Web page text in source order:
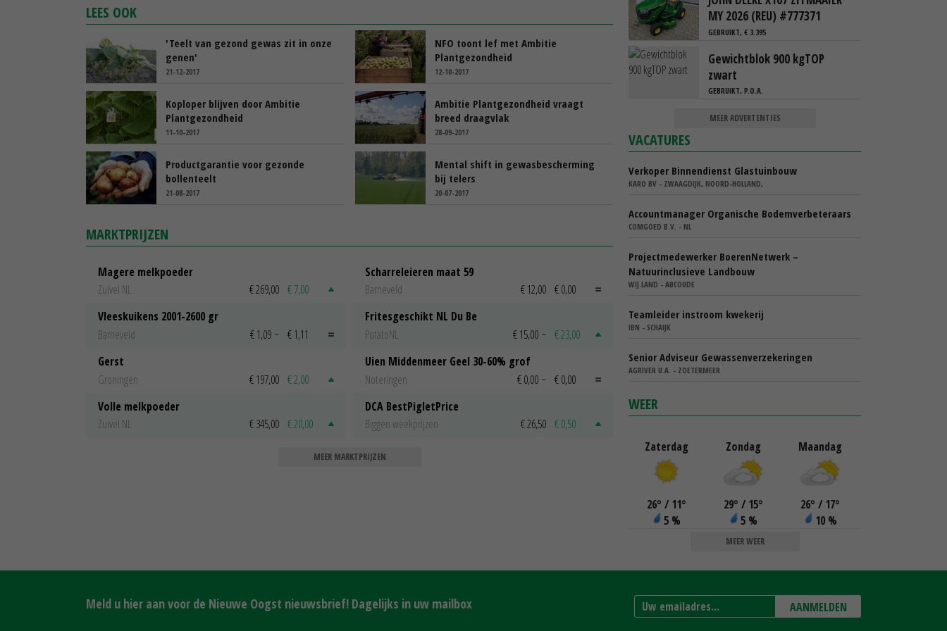
LEES OOK
'Teelt van gezond gewas zit in onze
genen'
21-12-2017
NFO toont lef met Ambitie
Plantgezondheid
12-10-2017
Koploper blijven door Ambitie
Plantgezondheid
11-10-2017
Ambitie Plantgezondheid vraagt
breed draagvlak
28-09-2017
Productgarantie voor gezonde
bollenteelt
21-08-2017
Mental shift in gewasbescherming
bij telers
20-07-2017
MARKTPRIJZEN
Magere melkpoeder
Zuivel NL
€ 269,00 € 7,00
Vleeskuikens 2001-2600 gr
Barneveld
€ 1,09 ~ € 1,11
Gerst
Groningen
€ 197,00 € 2,00
Volle melkpoeder
Zuivel NL
€ 345,00 € 20,00
Scharreleieren maat 59
Barneveld
€ 12,00 € 0,00
Fritesgeschikt NL Du Be
PotatoNL
€ 15,00 ~ € 23,00
Uien Middenmeer Geel 30-60% grof
Noteringen
€ 0,00 ~ € 0,00
DCA BestPigletPrice
Biggen weekprijzen
€ 26,50 € 0,50
MEER MARKTPRIJZEN
MY 2026 (REU) #777371
GEBRUIKT, € 3.395
Gewichtblok 900 kgTOP
zwart
GEBRUIKT, P.O.A.
MEER ADVERTENTIES
VACATURES
Verkoper Binnendienst Glastuinbouw
KARO BV - ZWAAGDIJK, NOORD-HOLLAND,
Accountmanager Organische Bodemverbeteraars
COMGOED B.V. - NL
Projectmedewerker BoerenNetwerk –
Natuurinclusieve Landbouw
WIJ.LAND - ABCOUDE
Teamleider instroom kwekerij
IBN - SCHAIJK
Senior Adviseur Gewassenverzekeringen
AGRIVER U.A. - ZOETERMEER
WEER
Zaterdag
26° / 11°
5 %
Zondag
29° / 15°
5 %
Maandag
26° / 17°
10 %
MEER WEER
Meld u hier aan voor de Nieuwe Oogst nieuwsbrief! Dagelijks in uw mailbox AANMELDEN